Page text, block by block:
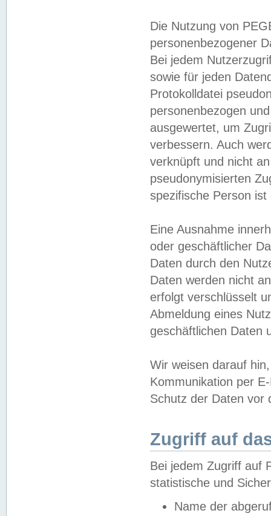
Die Nutzung von
personenbezogener
Bei jedem
sowie für jeden
Protokolldatei
personenbezogen
ausgewertet, um
verbessern. Auch
verknüpft und nicht
pseudonymisierten
spezifische Person
Eine Ausnahme
oder geschäftlicher
Daten durch den
Daten werden nicht
erfolgt verschlüsselt
Abmeldung eines
geschäftlichen Daten
Wir weisen darauf
Kommunikation per
Schutz der Daten vor
Zugriff auf
Bei jedem Zugriff auf
statistische und
Name der